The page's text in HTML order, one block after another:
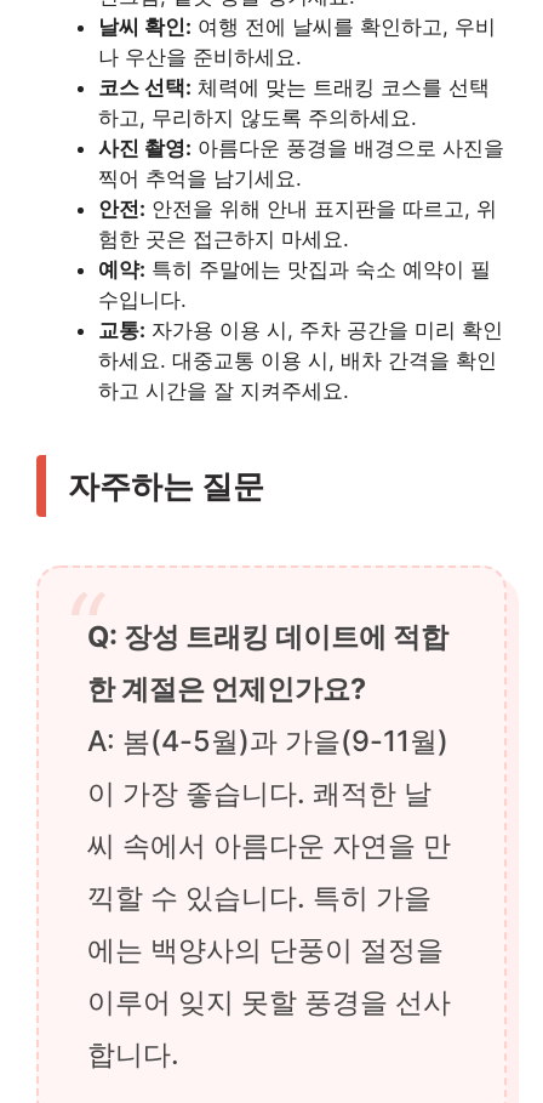
날씨 확인: 여행 전에 날씨를 확인하고, 우비
나 우산을 준비하세요.
코스 선택: 체력에 맞는 트래킹 코스를 선택
하고, 무리하지 않도록 주의하세요.
사진 촬영: 아름다운 풍경을 배경으로 사진을
찍어 추억을 남기세요.
안전: 안전을 위해 안내 표지판을 따르고, 위
험한 곳은 접근하지 마세요.
예약: 특히 주말에는 맛집과 숙소 예약이 필
수입니다.
교통: 자가용 이용 시, 주차 공간을 미리 확인
하세요. 대중교통 이용 시, 배차 간격을 확인
하고 시간을 잘 지켜주세요.
자주하는 질문
Q: 장성 트래킹 데이트에 적합
한 계절은 언제인가요?
A: 봄(4-5월)과 가을(9-11월)
이 가장 좋습니다. 쾌적한 날
씨 속에서 아름다운 자연을 만
끽할 수 있습니다. 특히 가을
에는 백양사의 단풍이 절정을
이루어 잊지 못할 풍경을 선사
합니다.